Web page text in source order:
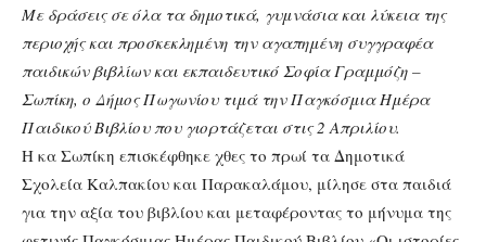
Με δράσεις σε όλα τα δημοτικά, γυμνάσια και λύκεια της
περιοχής και προσκεκλημένη την αγαπημένη συγγραφέα
παιδικών βιβλίων και εκπαιδευτικό Σοφία Γραμμόζη –
Σωπίκη, ο Δήμος Πωγωνίου τιμά την Παγκόσμια Ημέρα
Παιδικού Βιβλίου που γιορτάζεται στις 2 Απριλίου.
Η κα Σωπίκη επισκέφθηκε χθες το πρωί τα Δημοτικά
Σχολεία Καλπακίου και Παρακαλάμου, μίλησε στα παιδιά
για την αξία του βιβλίου και μεταφέροντας το μήνυμα της